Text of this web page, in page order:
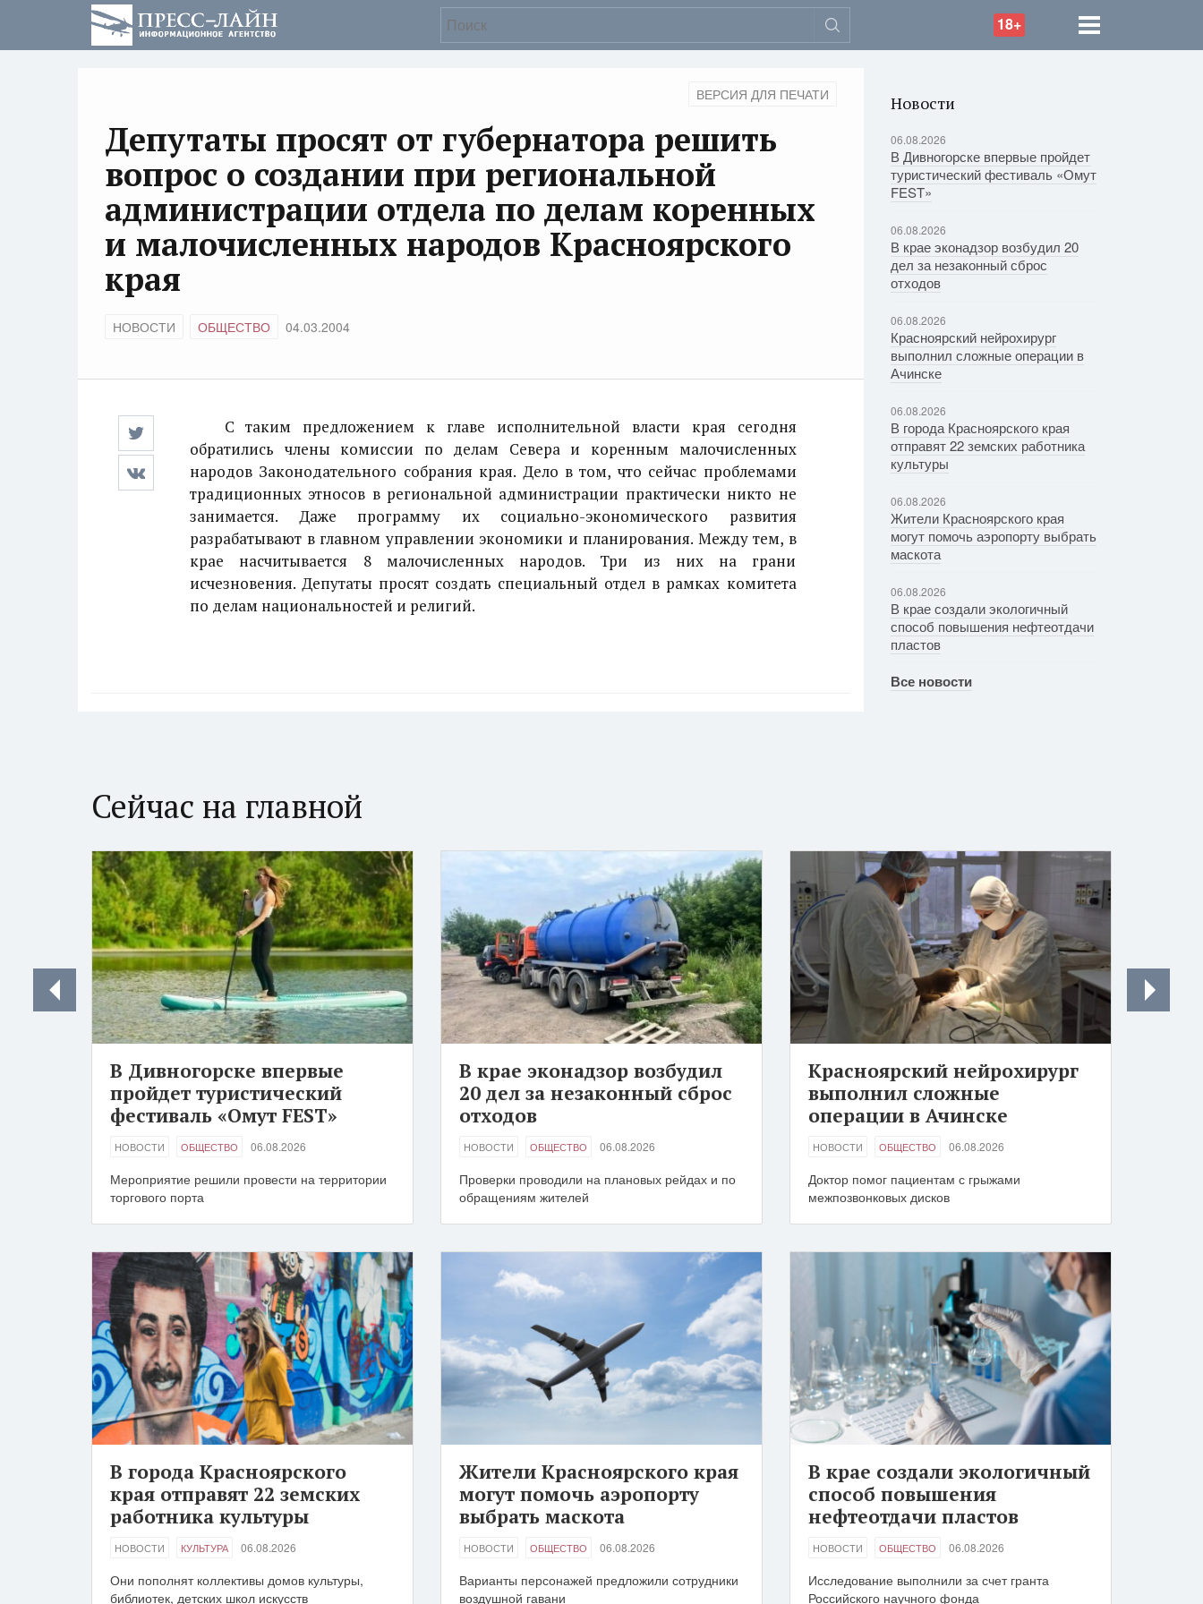
18+
ВЕРСИЯ ДЛЯ ПЕЧАТИ
Депутаты просят от губернатора решить
вопрос о создании при региональной
администрации отдела по делам коренных
и малочисленных народов Красноярского
края
НОВОСТИ ОБЩЕСТВО 04.03.2004
С таким предложением к главе исполнительной власти края сегодня
обратились члены комиссии по делам Севера и коренным малочисленных
народов Законодательного собрания края. Дело в том, что сейчас проблемами
традиционных этносов в региональной администрации практически никто не
занимается. Даже программу их социально-экономического развития
разрабатывают в главном управлении экономики и планирования. Между тем, в
крае насчитывается 8 малочисленных народов. Три из них на грани
исчезновения. Депутаты просят создать специальный отдел в рамках комитета
по делам национальностей и религий.
Новости
06.08.2026
В Дивногорске впервые пройдет
туристический фестиваль «Омут
FEST»
06.08.2026
В крае эконадзор возбудил 20
дел за незаконный сброс
отходов
06.08.2026
Красноярский нейрохирург
выполнил сложные операции в
Ачинске
06.08.2026
В города Красноярского края
отправят 22 земских работника
культуры
06.08.2026
Жители Красноярского края
могут помочь аэропорту выбрать
маскота
06.08.2026
В крае создали экологичный
способ повышения нефтеотдачи
пластов
Все новости
Сейчас на главной
В Дивногорске впервые
пройдет туристический
фестиваль «Омут FEST»
НОВОСТИ ОБЩЕСТВО 06.08.2026
Мероприятие решили провести на территории
торгового порта
В крае эконадзор возбудил
20 дел за незаконный сброс
отходов
НОВОСТИ ОБЩЕСТВО 06.08.2026
Проверки проводили на плановых рейдах и по
обращениям жителей
Красноярский нейрохирург
выполнил сложные
операции в Ачинске
НОВОСТИ ОБЩЕСТВО 06.08.2026
Доктор помог пациентам с грыжами
межпозвонковых дисков
В города Красноярского
края отправят 22 земских
работника культуры
НОВОСТИ КУЛЬТУРА 06.08.2026
Они пополнят коллективы домов культуры,
библиотек, детских школ искусств
Жители Красноярского края
могут помочь аэропорту
выбрать маскота
НОВОСТИ ОБЩЕСТВО 06.08.2026
Варианты персонажей предложили сотрудники
воздушной гавани
В крае создали экологичный
способ повышения
нефтеотдачи пластов
НОВОСТИ ОБЩЕСТВО 06.08.2026
Исследование выполнили за счет гранта
Российского научного фонда